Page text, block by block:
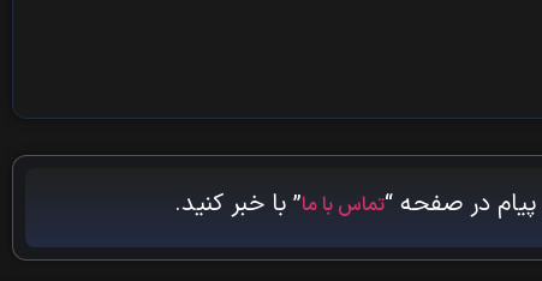
در صفحه “تماس با ما” با خبر کنید.